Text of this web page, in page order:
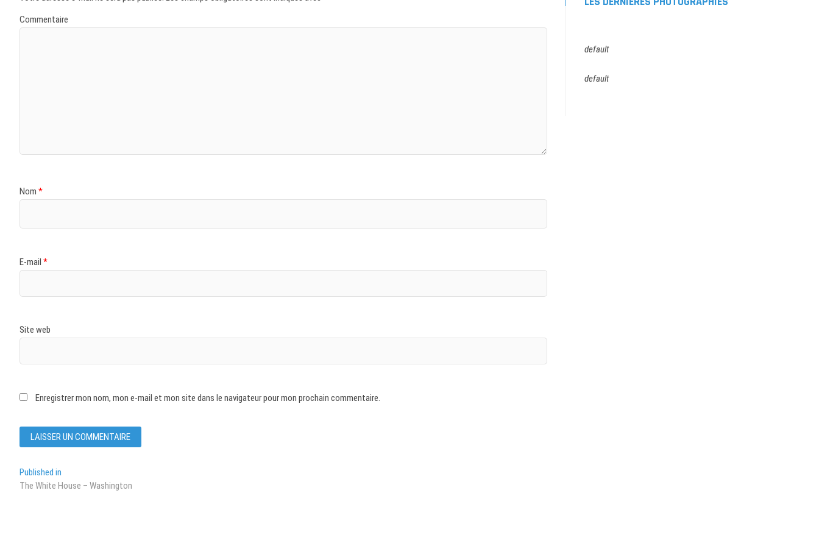
Commentaire
Nom *
E-mail *
Site web
Enregistrer mon nom, mon e-mail et mon site dans le navigateur pour mon prochain commentaire.
Navigation
de
Published in
The White House – Washington
default
default